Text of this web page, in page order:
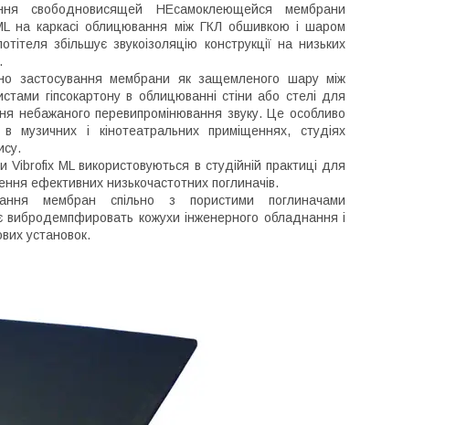
свободновисящей НЕсамоклеющейся мембрани
на каркасі облицювання між ГКЛ обшивкою і шаром
збільшує звукоізоляцію конструкції на низьких
застосування мембрани як защемленого шару між
гіпсокартону в облицюванні стіни або стелі для
небажаного перевипромінювання звуку. Це особливо
музичних і кінотеатральних приміщеннях, студіях
Vibrofix ML використовуються в студійній практиці для
ефективних низькочастотних поглиначів.
мембран спільно з пористими поглиначами
вибродемпфировать кожухи інженерного обладнання і
установок.